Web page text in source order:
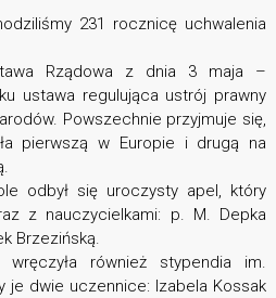
231 rocznicę uchwalenia
Rządowa z dnia 3 maja –
ustawa regulująca ustrój prawny
Powszechnie przyjmuje się,
pierwszą w Europie i drugą na
odbył się uroczysty apel, który
z nauczycielkami: p. M. Depka
Brzezińską.
również stypendia im.
je dwie uczennice: Izabela Kossak